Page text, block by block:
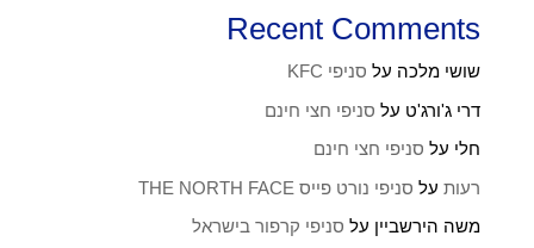
Recent Comments
שושי מלכה על סניפי KFC
דרי ג'ורג'ט על סניפי חצי חינם
חלי על סניפי חצי חינם
רעותעל סניפי נורט פייס THE NORTH FACE
משה הירשביין על סניפי קרפור בישראל